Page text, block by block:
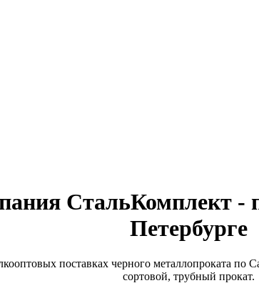
СтальКомплект -
Петербурге
поставках черного металлопроката
сортовой, трубный прокат.